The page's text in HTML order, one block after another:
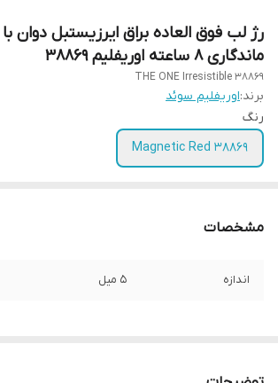
رژ لب فوق العاده براق ایرزیستبل دوان
ماندگاری 8 ساعته اوریفلیم 38869
THE ONE Irresistible 38869
برند:اوریفلیم سوئد
رنگ
Magnetic Red 38869
مشخصات
اندازه 5 میل